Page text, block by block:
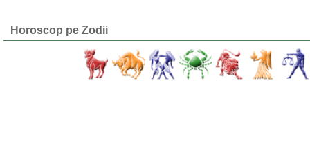
Horoscop pe Zodii